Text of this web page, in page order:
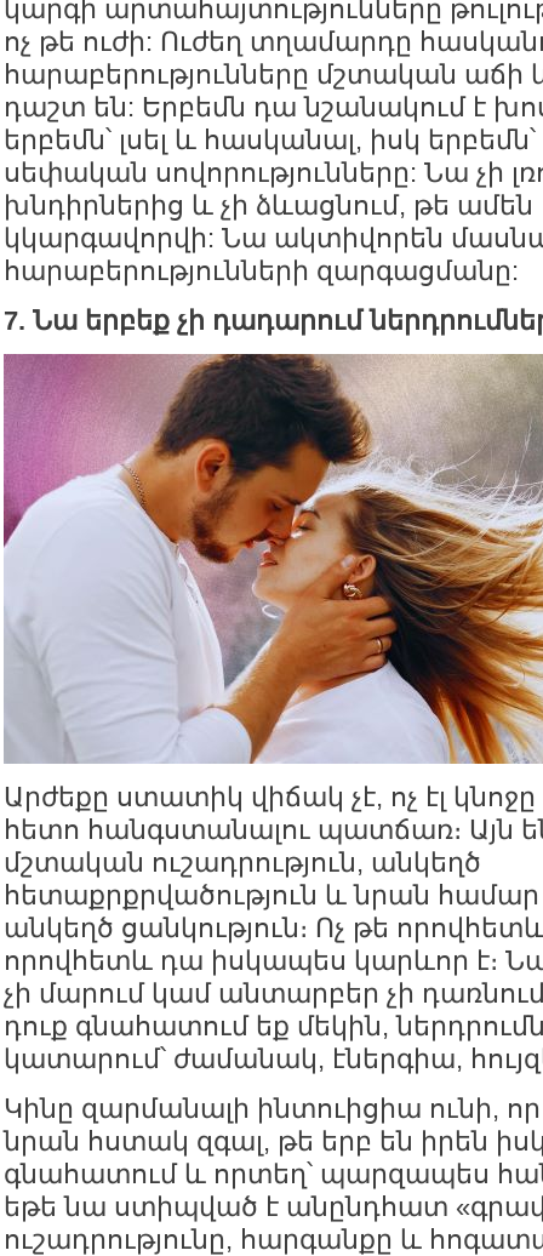
կարգի արտահայտությունները
ոչ թե ուժի: Ուժեղ տղամարդը
հարաբերությունները մշտական
դաշտ են: Երբեմն դա նշանակում է
երբեմն՝ լսել և հասկանալ, իսկ
սեփական սովորությունները: Նա չի
խնդիրներից և չի ձևացնում, թե ամեն
կկարգավորվի: Նա ակտիվորեն
հարաբերությունների զարգացմանը:
7. Նա երբեք չի դադարում
Արժեքը ստատիկ վիճակ չէ, ոչ էլ կնոջը
հետո հանգստանալու պատճառ։ Այն
մշտական ուշադրություն, անկեղծ
հետաքրքրվածություն և նրան համար
անկեղծ ցանկություն։ Ոչ թե
որովհետև դա իսկապես կարևոր է։
չի մարում կամ անտարբեր չի
դուք գնահատում եք մեկին,
կատարում՝ ժամանակ, էներգիա,
Կինը զարմանալի ինտուիցիա ունի,
նրան հստակ զգալ, թե երբ են իրեն
գնահատում և որտեղ՝ պարզապես
եթե նա ստիպված է անընդհատ
ուշադրությունը, հարգանքը և